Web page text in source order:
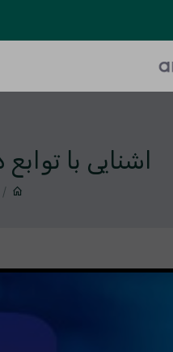
اشنایی با